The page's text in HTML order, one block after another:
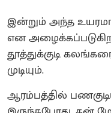
இன்றும் அந்த
என
தூத்துக்குடி
முடியும்.
ஆரம்பத்தில்